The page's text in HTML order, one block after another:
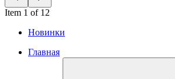
Item 1 of 12
Новинки
Главная